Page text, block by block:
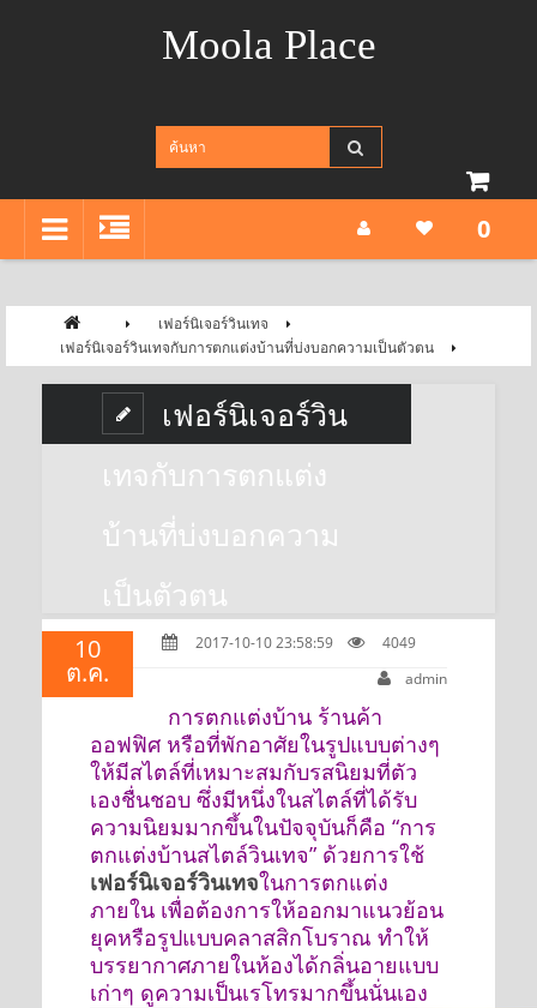
Moola Place
0
เฟอร์นิเจอร์วินเทจ
​เฟอร์นิเจอร์วินเทจกับการตกแต่งบ้านที่บ่งบอกความเป็นตัวตน
​เฟอร์นิเจอร์วิน
เทจกับการตกแต่ง
บ้านที่บ่งบอกความ
เป็นตัวตน
10
ต.ค.
2017-10-10 23:58:59
4049
admin
การตกแต่งบ้าน ร้านค้า
ออฟฟิศ หรือที่พักอาศัยในรูปแบบต่างๆ
ให้มีสไตล์ที่เหมาะสมกับรสนิยมที่ตัว
เองชื่นชอบ ซึ่งมีหนึ่งในสไตล์ที่ได้รับ
ความนิยมมากขึ้นในปัจจุบันก็คือ “การ
ตกแต่งบ้านสไตล์วินเทจ” ด้วยการใช้
เฟอร์นิเจอร์วินเทจในการตกแต่ง
ภายใน เพื่อต้องการให้ออกมาแนวย้อน
ยุคหรือรูปแบบคลาสสิกโบราณ ทำให้
บรรยากาศภายในห้องได้กลิ่นอายแบบ
เก่าๆ ดูความเป็นเรโทรมากขึ้นนั่นเอง